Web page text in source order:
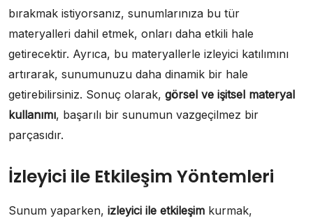
bırakmak istiyorsanız, sunumlarınıza bu tür
materyalleri dahil etmek, onları daha etkili hale
getirecektir. Ayrıca, bu materyallerle izleyici katılımını
artırarak, sunumunuzu daha dinamik bir hale
getirebilirsiniz. Sonuç olarak, görsel ve işitsel materyal
kullanımı, başarılı bir sunumun vazgeçilmez bir
parçasıdır.
İzleyici ile Etkileşim Yöntemleri
Sunum yaparken, izleyici ile etkileşim kurmak,